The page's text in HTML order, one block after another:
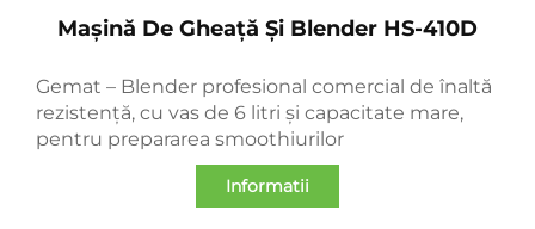
Mașină De Gheață Și Blender HS-410D
Gemat – Blender profesional comercial de înaltă
rezistență, cu vas de 6 litri și capacitate mare,
pentru prepararea smoothiurilor
Informatii